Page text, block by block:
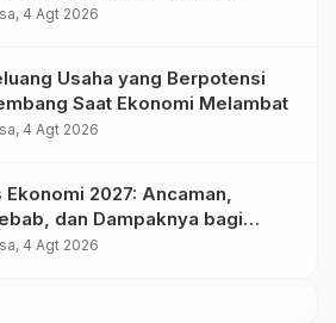
dan Menambah Penghasilan
4 Agt 2026
Usaha yang Berpotensi
Saat Ekonomi Melambat
4 Agt 2026
Ekonomi 2027: Ancaman,
dan Dampaknya bagi
4 Agt 2026